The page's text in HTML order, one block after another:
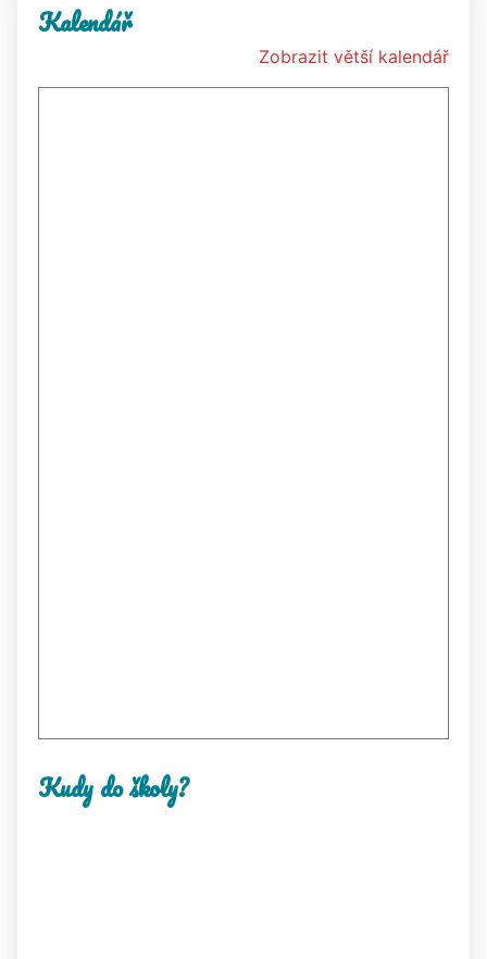
Kalendář
Zobrazit větší kalendář
Kudy do školy?